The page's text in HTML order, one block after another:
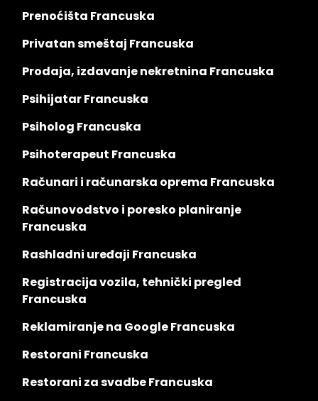
Prenoćišta Francuska
Privatan smeštaj Francuska
Prodaja, izdavanje nekretnina Francuska
Psihijatar Francuska
Psiholog Francuska
Psihoterapeut Francuska
Računari i računarska oprema Francuska
Računovodstvo i poresko planiranje
Francuska
Rashladni uređaji Francuska
Registracija vozila, tehnički pregled
Francuska
Reklamiranje na Google Francuska
Restorani Francuska
Restorani za svadbe Francuska